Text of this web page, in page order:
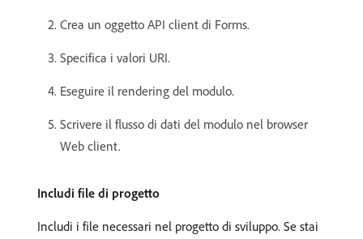
Crea un oggetto API client di Forms.
Specifica i valori URI.
Eseguire il rendering del modulo.
Scrivere il flusso di dati del modulo nel browser
Web client.
Includi file di progetto
Includi i file necessari nel progetto di sviluppo. Se stai